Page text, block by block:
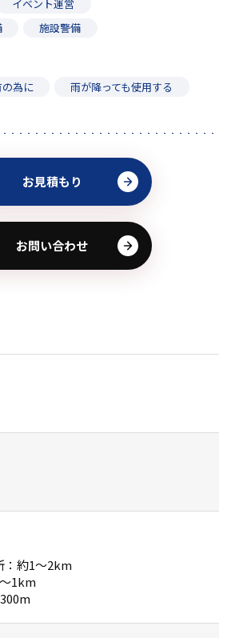
イベント運営
施設警備
為に 雨が降っても使用する
お見積もり
お問い合わせ
：約1〜2km
1km